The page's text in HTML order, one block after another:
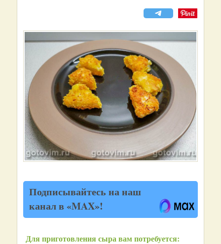
Подписывайтесь на наш
канал в «MAX»!
Для приготовления сыра вам потребуется: